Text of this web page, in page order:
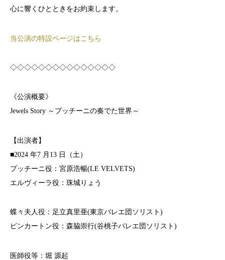
心に響くひとときをお約束します。
当公演の特設ページはこちら
◇◇◇◇◇◇◇◇◇◇◇◇◇◇◇
《公演概要》
Jewels Story ～プッチーニの奏でた世界～
【出演者】
■2024 年7 月13 日（土）
プッチーニ役：宮原浩暢(LE VELVETS)
エルヴィーラ役：珠城りょう
蝶々夫人役：足立真里亜(東京バレエ団ソリスト)
ピンカートン役：森脇崇行(谷桃子バレエ団ソリスト)
医師役等：堀 源起